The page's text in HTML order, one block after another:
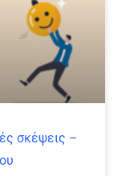
σκέψεις –